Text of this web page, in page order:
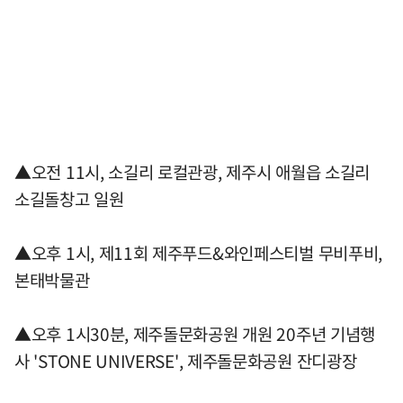
▲오전 11시, 소길리 로컬관광, 제주시 애월읍 소길리
소길돌창고 일원
▲오후 1시, 제11회 제주푸드&와인페스티벌 무비푸비,
본태박물관
▲오후 1시30분, 제주돌문화공원 개원 20주년 기념행
사 'STONE UNIVERSE', 제주돌문화공원 잔디광장